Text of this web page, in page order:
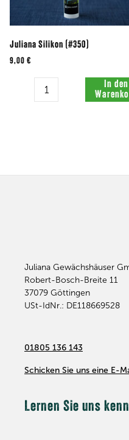
Juliana Silikon (#350)
9,00 €
Menge:
In den
Juliana Gewächshäuser
Robert-Bosch-Breite 11
37079 Göttingen
USt-IdNr.: DE118669528
01805 136 143
Schicken Sie uns eine E-
Lernen Sie uns